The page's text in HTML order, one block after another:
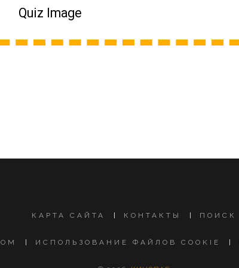
КАРТА САЙТА КОНТАКТЫ ПОИСК
ИСПОЛЬЗОВАНИЕ ФАЙЛОВ COOKIE